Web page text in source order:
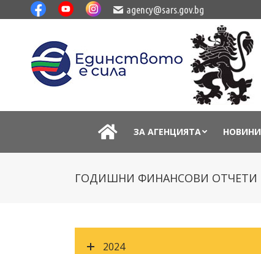
agency@sars.gov.bg
ЗА АГЕНЦИЯТА НОВИНИ
ГОДИШНИ ФИНАНСОВИ ОТЧЕТИ
2024